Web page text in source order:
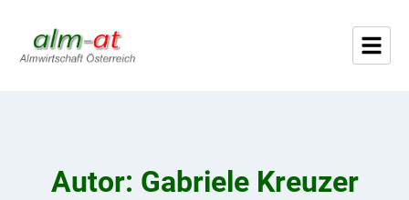
Autor: Gabriele Kreuzer